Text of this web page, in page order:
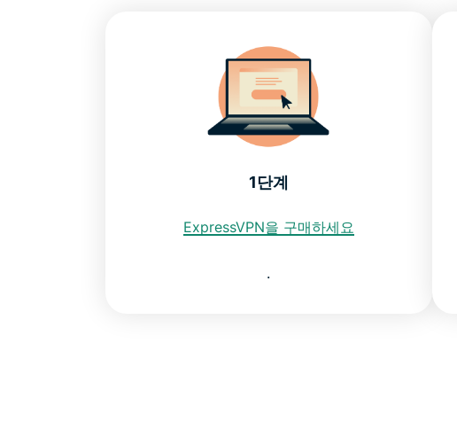
1단계
ExpressVPN을 구매하세요
.